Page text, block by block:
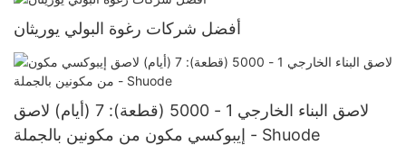
أفضل شركات رغوة البولي يوريثان
لاصق البناء الخارجي 1 - 5000 (قطعة): 7 (أيام) لاصق
إيبوكسي مكون من مكونين بالجملة - Shuode